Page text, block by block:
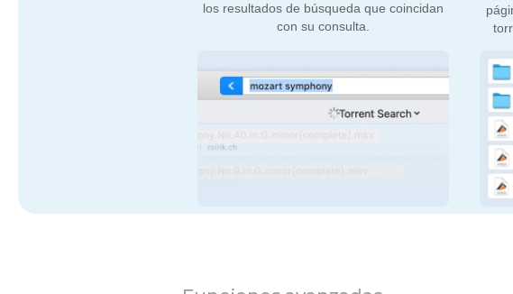
los resultados de búsqueda que coincidan
con su consulta.